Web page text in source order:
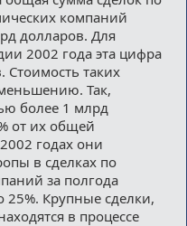
компаний
долларов. Для
2002 года эта цифра
Стоимость таких
Так,
более 1 млрд
от их общей
годах они
в сделках по
за полгода
25%. Крупные сделки,
в процессе